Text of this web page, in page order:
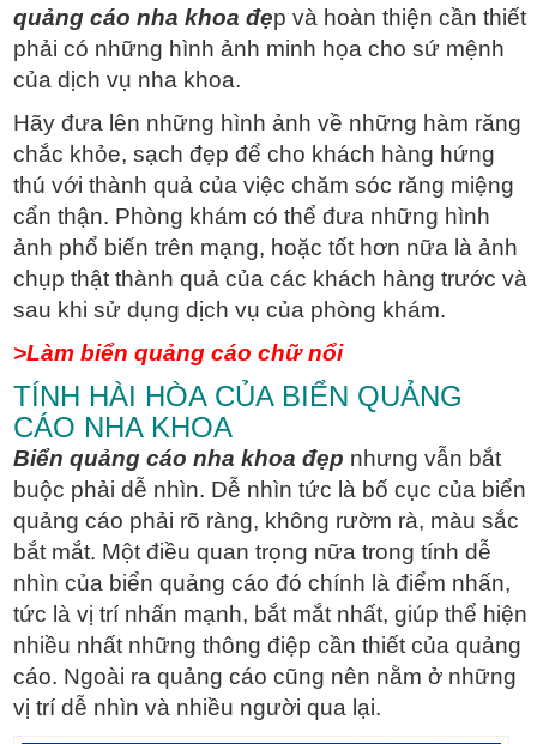
quảng cáo nha khoa đẹp và hoàn thiện cần thiết
phải có những hình ảnh minh họa cho sứ mệnh
của dịch vụ nha khoa.
Hãy đưa lên những hình ảnh về những hàm răng
chắc khỏe, sạch đẹp để cho khách hàng hứng
thú với thành quả của việc chăm sóc răng miệng
cẩn thận. Phòng khám có thể đưa những hình
ảnh phổ biến trên mạng, hoặc tốt hơn nữa là ảnh
chụp thật thành quả của các khách hàng trước và
sau khi sử dụng dịch vụ của phòng khám.
>Làm biển quảng cáo chữ nổi
TÍNH HÀI HÒA CỦA BIỂN QUẢNG
CÁO NHA KHOA
Biển quảng cáo nha khoa đẹp nhưng vẫn bắt
buộc phải dễ nhìn. Dễ nhìn tức là bố cục của biển
quảng cáo phải rõ ràng, không rườm rà, màu sắc
bắt mắt. Một điều quan trọng nữa trong tính dễ
nhìn của biển quảng cáo đó chính là điểm nhấn,
tức là vị trí nhấn mạnh, bắt mắt nhất, giúp thể hiện
nhiều nhất những thông điệp cần thiết của quảng
cáo. Ngoài ra quảng cáo cũng nên nằm ở những
vị trí dễ nhìn và nhiều người qua lại.